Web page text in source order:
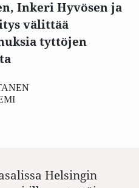
Inkeri Hyvösen ja
välittää
tyttöjen
Helsingin